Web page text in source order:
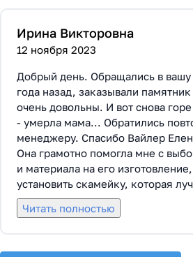
Ирина Викторовна
12 ноября 2023
Добрый день. Обращались в вашу
года назад, заказывали
очень довольны. И вот снова
- умерла мама... Обратились
менеджеру. Спасибо Вайлер
Она грамотно помогла мне с
и материала на его
установить скамейку, которая
по общему дизайну. Вышли на
представленные варианты, я
Читать полностью